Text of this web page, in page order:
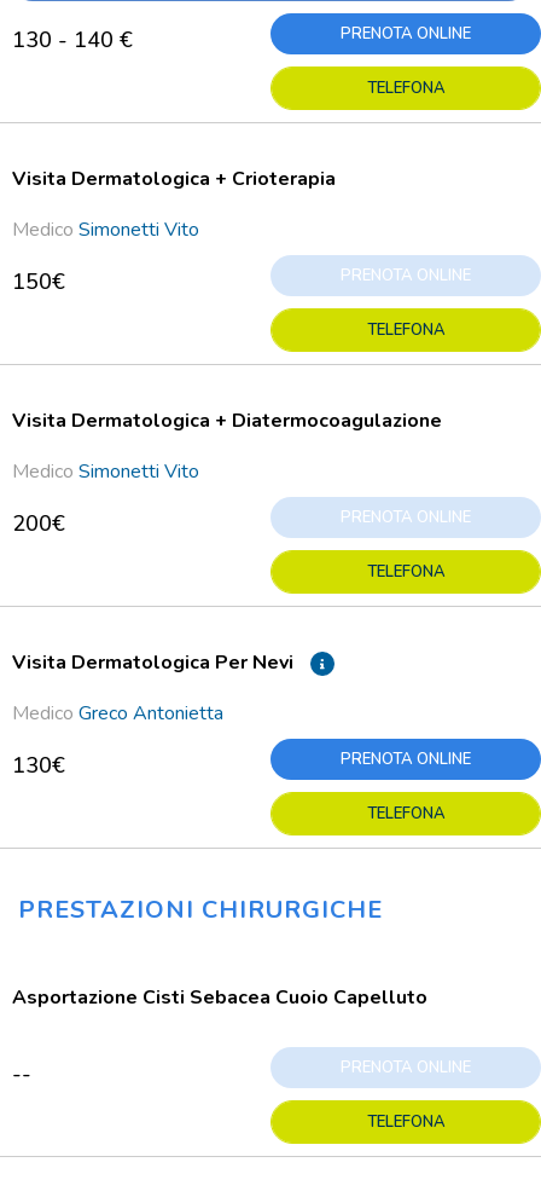
130 - 140 € PRENOTA ONLINE
TELEFONA
Visita Dermatologica + Crioterapia
Medico Simonetti Vito
150€ PRENOTA ONLINE
TELEFONA
Visita Dermatologica + Diatermocoagulazione
Medico Simonetti Vito
200€ PRENOTA ONLINE
TELEFONA
Visita Dermatologica Per Nevi
Medico Greco Antonietta
130€ PRENOTA ONLINE
TELEFONA
PRESTAZIONI CHIRURGICHE
Asportazione Cisti Sebacea Cuoio Capelluto
-- PRENOTA ONLINE
TELEFONA